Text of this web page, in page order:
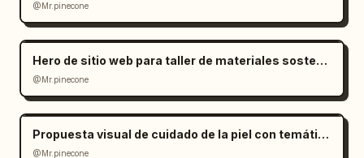
@Mr.pinecone
Hero de sitio web para taller de materiales sostenibles
@Mr.pinecone
Propuesta visual de cuidado de la piel con temática de clima azul
@Mr.pinecone